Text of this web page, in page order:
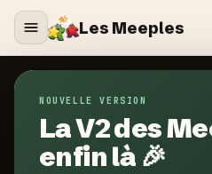
Les Meeples
NOUVELLE VERSION
La V2 des
enfin là 🎉
Jeux/Hula Hoo!